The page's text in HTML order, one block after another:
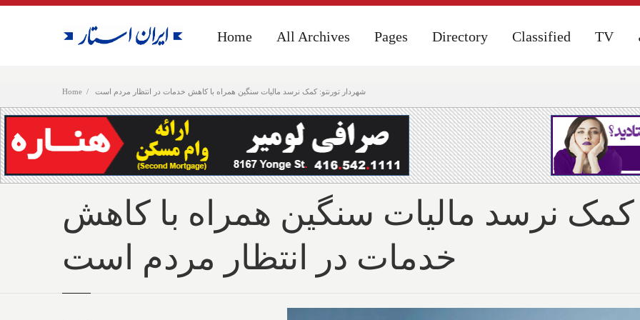
Home شهردار تورنتو: کمک نرسد مالیات سنگین همراه با کاهش خدمات در انتظار مردم است
Home All Archives Pages Directory Classified TV
Home All Archives Pages Directory Classified TV
کمک نرسد مالیات سنگین همراه با کاهش
خدمات در انتظار مردم است